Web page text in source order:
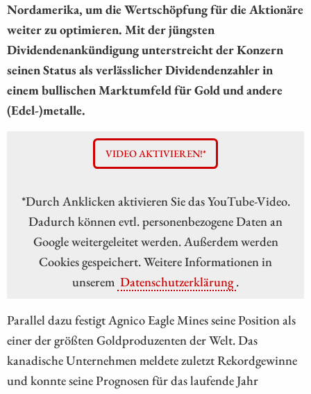
Nordamerika, um die Wertschöpfung für die Aktionäre
weiter zu optimieren. Mit der jüngsten
Dividendenankündigung unterstreicht der Konzern
seinen Status als verlässlicher Dividendenzahler in
einem bullischen Marktumfeld für Gold und andere
(Edel-)metalle.
VIDEO AKTIVIEREN!*
*Durch Anklicken aktivieren Sie das YouTube-Video.
Dadurch können evtl. personenbezogene Daten an
Google weitergeleitet werden. Außerdem werden
Cookies gespeichert. Weitere Informationen in
unserem Datenschutzerklärung .
Parallel dazu festigt Agnico Eagle Mines seine Position als
einer der größten Goldproduzenten der Welt. Das
kanadische Unternehmen meldete zuletzt Rekordgewinne
und konnte seine Prognosen für das laufende Jahr